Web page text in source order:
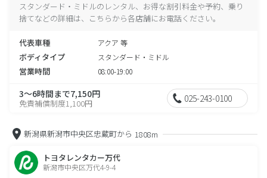
スタンダード・ミドルのレンタル、お得な割引料金や予約、乗り
捨てなどの詳細は、こちらから各店舗にお電話ください。
代表車種 アクア 等
ボディタイプ スタンダード・ミドル
営業時間 08:00-19:00
3～6時間まで7,150円
免責補償制度1,100円 025-243-0100
新潟県新潟市中央区忠蔵町から 1808m
トヨタレンタカー万代
新潟市中央区万代4-9-4